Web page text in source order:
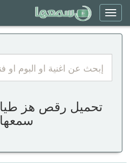
Toggle
navigation
سمعها